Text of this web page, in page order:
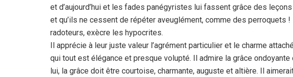
et d’aujourd’hui et les fades panégyristes lui fassent grâce des
et qu’ils ne cessent de répéter aveuglément, comme des perroquets
radoteurs, exècre les hypocrites.
Il apprécie à leur juste valeur l’agrément particulier et le charme
qui tout est élégance et presque volupté. Il admire la grâce ondoyante
lui, la grâce doit être courtoise, charmante, auguste et altière. Il